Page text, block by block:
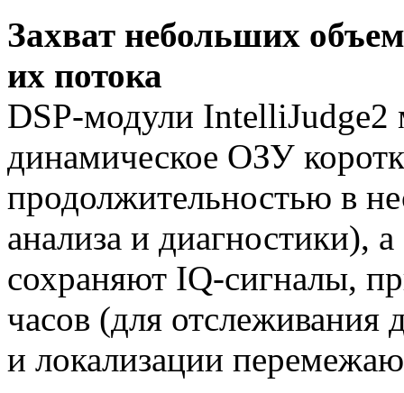
Захват небольших
их потока
DSP-модули IntelliJudge2
динамическое ОЗУ
продолжительностью в
анализа и диагностики), а
сохраняют IQ-сигналы,
часов (для отслеживания
и локализации